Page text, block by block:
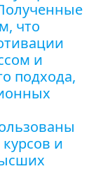
что
и
подхода,
и